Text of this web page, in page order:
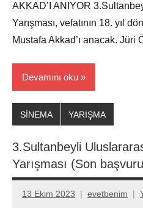
AKKAD’I ANIYOR
Yarışması, vefatının 18. yıl
Mustafa Akkad’ı anacak.
Devamını oku
SİNEMA YARIŞMA
3.Sultanbeyli
Yarışması (Son
13 Ekim 2023 evetbenim